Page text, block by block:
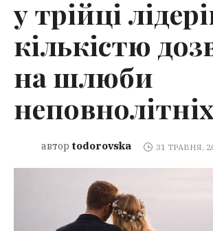
у трійці
кількістю
на шлюби
неповнолітніх
автор todorovska 31 ТРАВНЯ,